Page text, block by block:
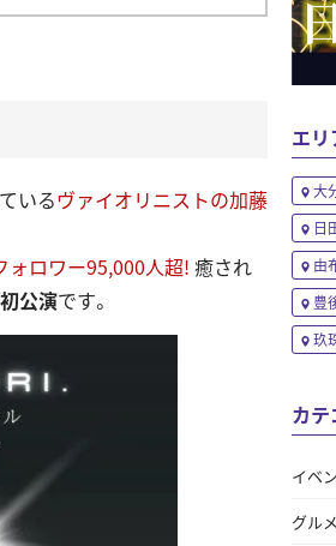
いるヴァイオリニストの加藤
ロワー95,000人超! 癒され
公演です。
エリ
大
日
由
豊
玖
カテ
イベ
グルメ